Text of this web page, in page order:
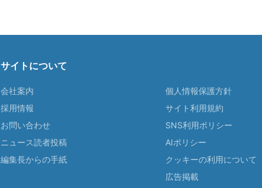
サイトについて
会社案内
採用情報
お問い合わせ
ニュース読者投稿
編集長からの手紙
個人情報保護方針
サイト利用規約
SNS利用ポリシー
AIポリシー
クッキーの利用について
広告掲載